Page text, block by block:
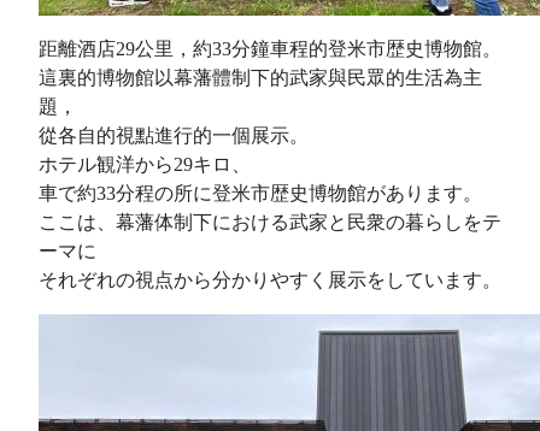
距離酒店29公里，約33分鐘車程的登米市歴史博物館。
這裏的博物館以幕藩體制下的武家與民眾的生活為主
題，
從各自的視點進行的一個展示。
ホテル観洋から29キロ、
車で約33分程の所に登米市歴史博物館があります。
ここは、幕藩体制下における武家と民衆の暮らしをテ
ーマに
それぞれの視点から分かりやすく展示をしています。